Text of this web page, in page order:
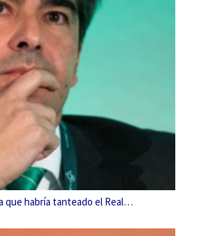
que habría tanteado el Real…